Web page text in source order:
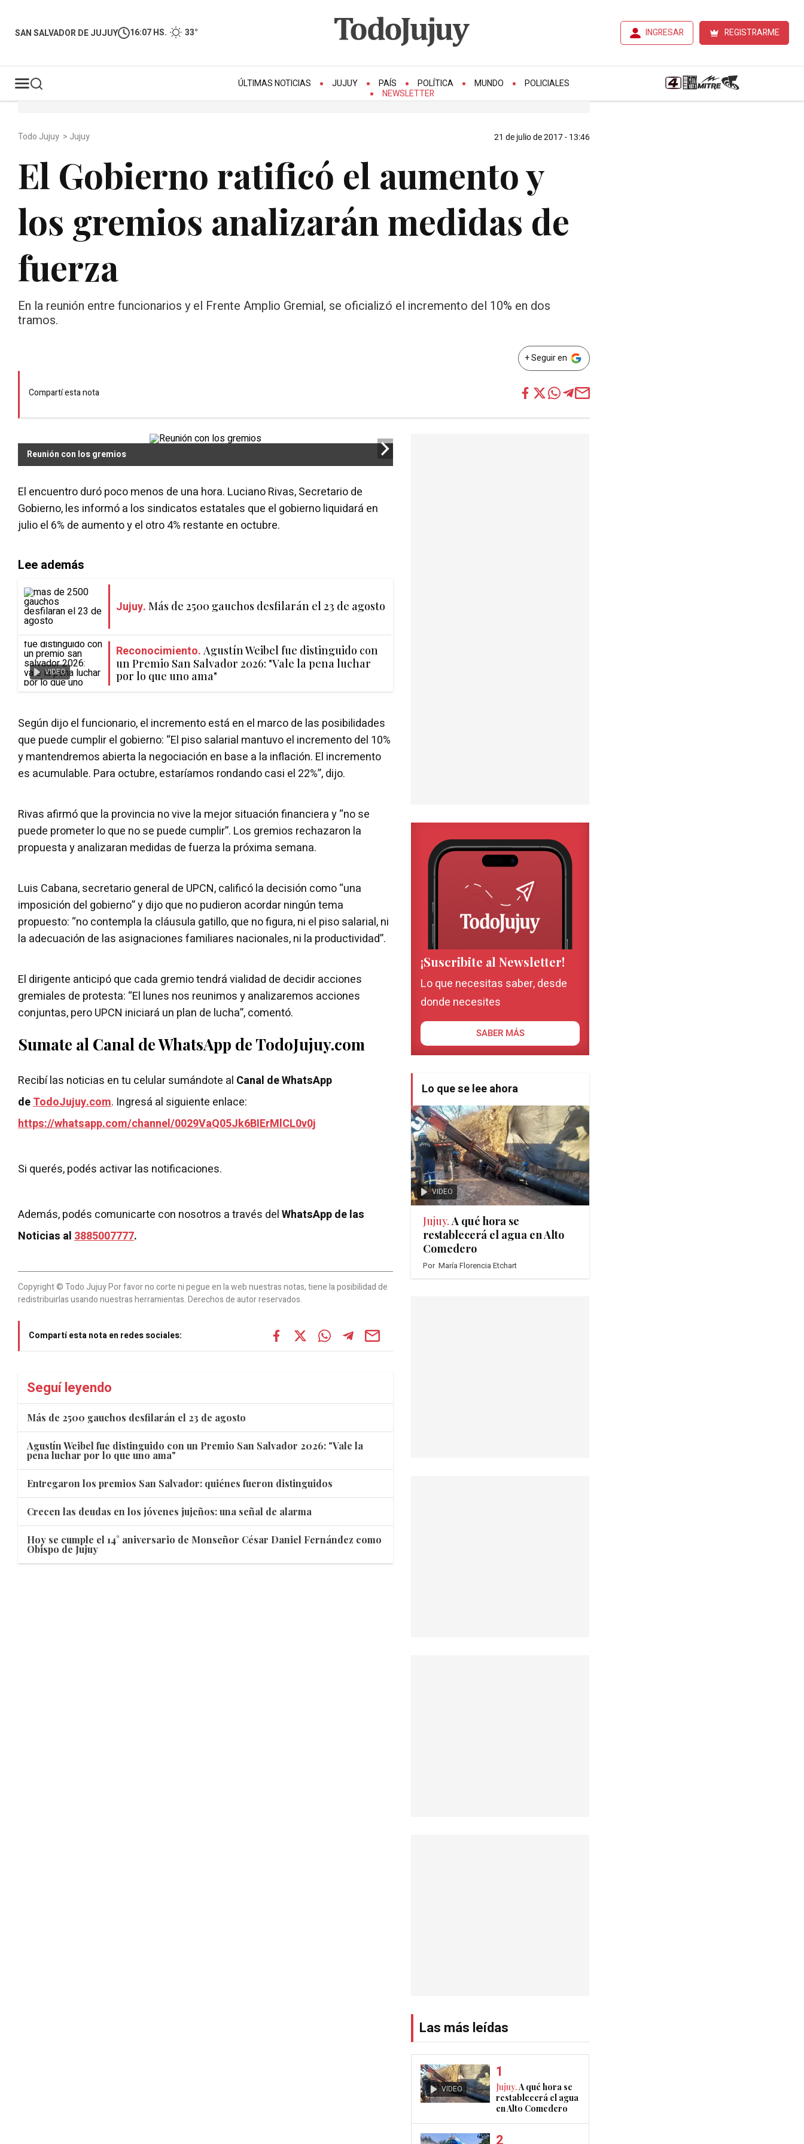
SAN SALVADOR DE JUJUY 16:07 HS. 33° INGRESAR REGISTRARME
ÚLTIMAS NOTICIAS JUJUY PAÍS POLÍTICA MUNDO
POLICIALES
NEWSLETTER
Todo Jujuy > Jujuy 21 de julio de 2017 - 13:46
El Gobierno ratificó el aumento y
los gremios analizarán medidas de
fuerza
En la reunión entre funcionarios y el Frente Amplio Gremial, se oficializó el incremento del 10% en dos
tramos.
+ Seguir en
Compartí esta nota
Reunión con los gremios
El encuentro duró poco menos de una hora. Luciano Rivas, Secretario de
Gobierno, les informó a los sindicatos estatales que el gobierno liquidará en
julio el 6% de aumento y el otro 4% restante en octubre.
Lee además
Jujuy. Más de 2500 gauchos desfilarán el 23 de agosto
VIDEO
Reconocimiento. Agustín Weibel fue distinguido con
un Premio San Salvador 2026: "Vale la pena luchar
por lo que uno ama"
Según dijo el funcionario, el incremento está en el marco de las posibilidades
que puede cumplir el gobierno: “El piso salarial mantuvo el incremento del 10%
y mantendremos abierta la negociación en base a la inflación. El incremento
es acumulable. Para octubre, estaríamos rondando casi el 22%”, dijo.
Rivas afirmó que la provincia no vive la mejor situación financiera y “no se
puede prometer lo que no se puede cumplir”. Los gremios rechazaron la
propuesta y analizaran medidas de fuerza la próxima semana.
Luis Cabana, secretario general de UPCN, calificó la decisión como “una
imposición del gobierno” y dijo que no pudieron acordar ningún tema
propuesto: “no contempla la cláusula gatillo, que no figura, ni el piso salarial, ni
la adecuación de las asignaciones familiares nacionales, ni la productividad”.
El dirigente anticipó que cada gremio tendrá vialidad de decidir acciones
gremiales de protesta: “El lunes nos reunimos y analizaremos acciones
conjuntas, pero UPCN iniciará un plan de lucha”, comentó.
Sumate al Canal de WhatsApp de TodoJujuy.com
Recibí las noticias en tu celular sumándote al Canal de WhatsApp
deTodoJujuy.com. Ingresá al siguiente enlace:
https://whatsapp.com/channel/0029VaQ05Jk6BIErMlCL0v0j
Si querés, podés activar las notificaciones.
Además, podés comunicarte con nosotros a través delWhatsApp de las
Noticias al3885007777.
Copyright © Todo Jujuy Por favor no corte ni pegue en la web nuestras notas, tiene la posibilidad de
redistribuirlas usando nuestras herramientas. Derechos de autor reservados.
Compartí esta nota en redes sociales:
Seguí leyendo
Más de 2500 gauchos desfilarán el 23 de agosto
Agustín Weibel fue distinguido con un Premio San Salvador 2026: "Vale la
pena luchar por lo que uno ama"
Entregaron los premios San Salvador: quiénes fueron distinguidos
Crecen las deudas en los jóvenes jujeños: una señal de alarma
Hoy se cumple el 14° aniversario de Monseñor César Daniel Fernández como
Obispo de Jujuy
¡Suscribite al Newsletter!
Lo que necesitas saber, desde
donde necesites
SABER MÁS
Lo que se lee ahora
VIDEO
Jujuy.A qué hora se
restablecerá el agua en Alto
Comedero
Por María Florencia Etchart
Las más leídas
VIDEO Jujuy.A qué hora se
restablecerá el agua
en Alto Comedero